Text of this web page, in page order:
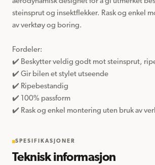
steinsprut og insektflekker. Rask og enkel
av verktøy og boring.
Fordeler:
✔️ Beskytter veldig godt mot steinsprut,
✔️ Gir bilen et stylet utseende
✔️ Ripebestandig
✔️ 100% passform
✔️ Rask og enkel montering uten bruk av
SPESIFIKASJONER
Teknisk informasjon